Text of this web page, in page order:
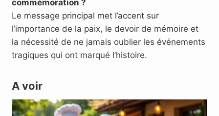
commémoration ?
Le message principal met l’accent sur
l’importance de la paix, le devoir de mémoire et
la nécessité de ne jamais oublier les événements
tragiques qui ont marqué l’histoire.
A voir